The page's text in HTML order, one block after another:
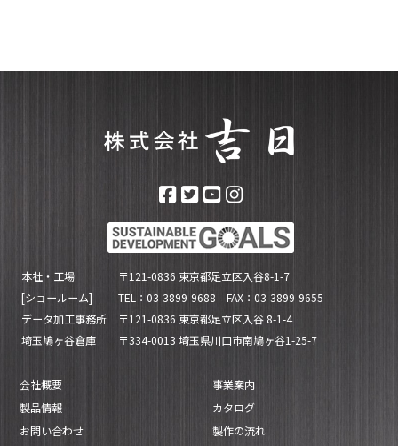
本社・工場
[ショールーム]
〒121-0836 東京都足立区入谷8-1-7
TEL：03-3899-9688 FAX：03-3899-9655
データ加工事務所
〒121-0836 東京都足立区入谷 8-1-4
埼玉鳩ヶ谷倉庫
〒334-0013 埼玉県川口市南鳩ヶ谷1-25-7
会社概要
事業案内
製品情報
カタログ
お問い合わせ
製作の流れ